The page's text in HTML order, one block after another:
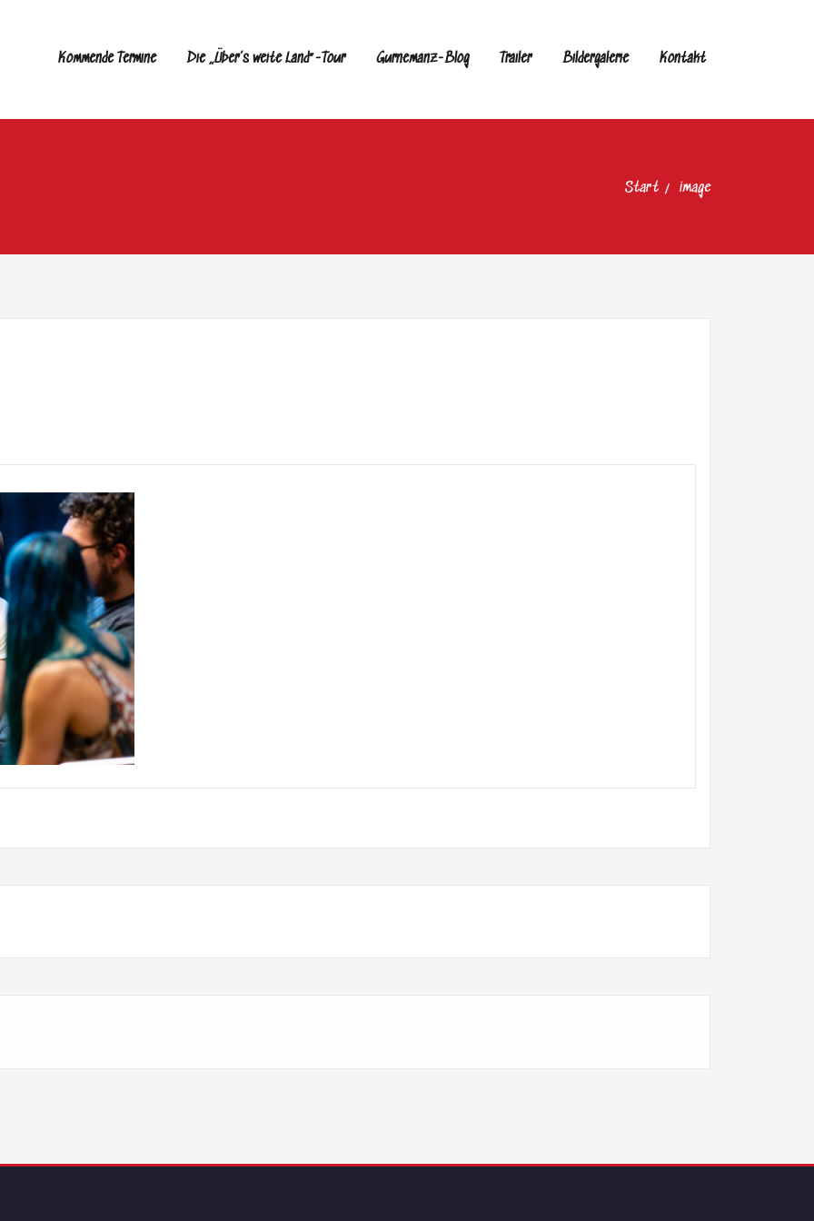
Kommende Termine Die „Über’s weite Land“-Tour Gurnemanz-Blog Trailer Bildergalerie Kontakt
Start image